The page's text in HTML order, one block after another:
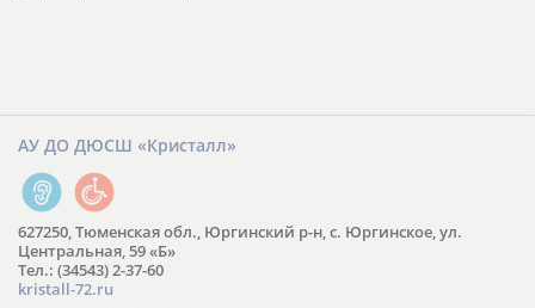
АУ ДО ДЮСШ «Кристалл»
627250, Тюменская обл., Юргинский р-н, с. Юргинское, ул.
Центральная, 59 «Б»
Тел.: (34543) 2-37-60
kristall-72.ru